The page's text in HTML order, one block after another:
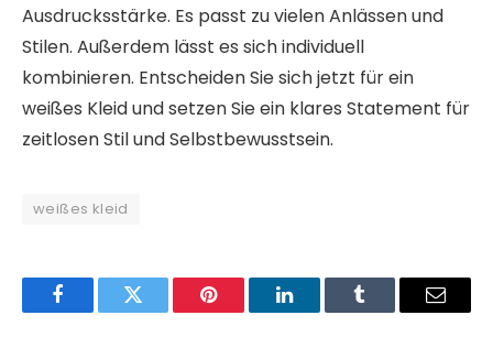
Ausdrucksstärke. Es passt zu vielen Anlässen und
Stilen. Außerdem lässt es sich individuell
kombinieren. Entscheiden Sie sich jetzt für ein
weißes Kleid und setzen Sie ein klares Statement für
zeitlosen Stil und Selbstbewusstsein.
weißes kleid
FacebookTwitter Pinterest LinkedInTumblr Email